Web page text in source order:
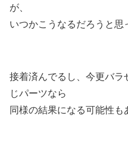
が、
いつかこうなるだろうと思
接着済んでるし、今更バ
じパーツなら
同様の結果になる可能性も